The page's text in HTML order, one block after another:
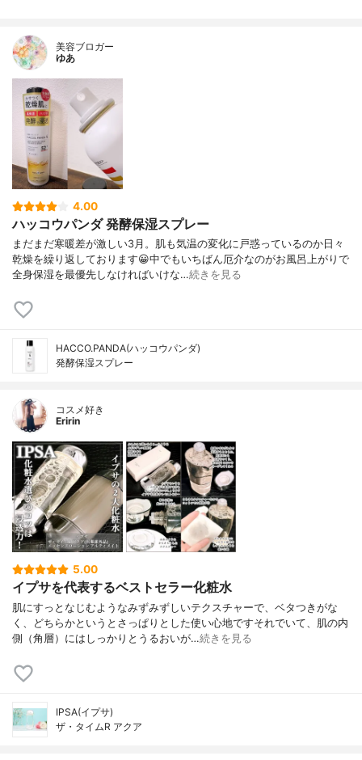
美容ブロガー
ゆあ
4.00
ハッコウパンダ 発酵保湿スプレー
まだまだ寒暖差が激しい3月。肌も気温の変化に戸惑っているのか日々
乾燥を繰り返しております😀中でもいちばん厄介なのがお風呂上がりで
全身保湿を最優先しなければいけな…続きを見る
HACCO.PANDA(ハッコウパンダ)
発酵保湿スプレー
コスメ好き
Eririn
5.00
イプサを代表するベストセラー化粧水
肌にすっとなじむようなみずみずしいテクスチャーで、ベタつきがな
く、どちらかというとさっぱりとした使い心地ですそれでいて、肌の内
側（角層）にはしっかりとうるおいが…続きを見る
IPSA(イプサ)
ザ・タイムR アクア